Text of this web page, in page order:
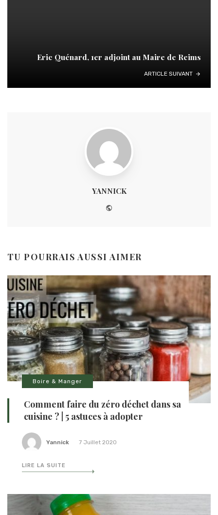
Eric Quénard, 1er adjoint au Maire de Reims
ARTICLE SUIVANT
YANNICK
TU POURRAIS AUSSI AIMER
Boire & Manger
Comment faire du zéro déchet dans sa
cuisine ? | 5 astuces à adopter
Yannick 7 Juillet 2020
LIRE LA SUITE